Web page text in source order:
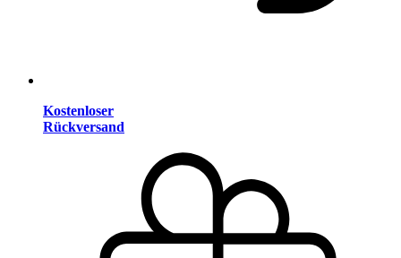
Kostenloser
Rückversand